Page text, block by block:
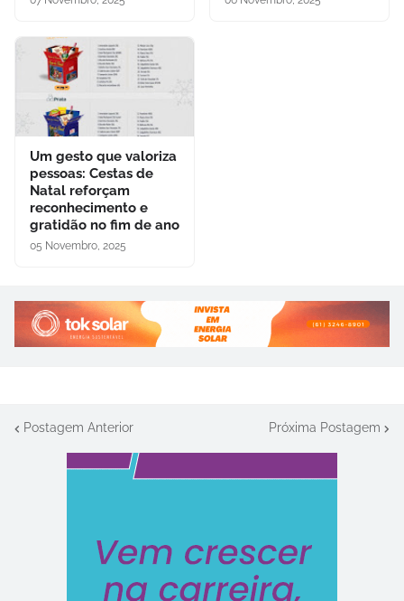
Um gesto que valoriza
pessoas: Cestas de
Natal reforçam
reconhecimento e
gratidão no fim de ano
05 Novembro, 2025
Postagem Anterior Próxima Postagem